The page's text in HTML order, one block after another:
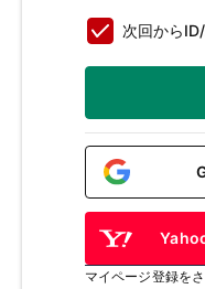
次回から
マイページ登録を